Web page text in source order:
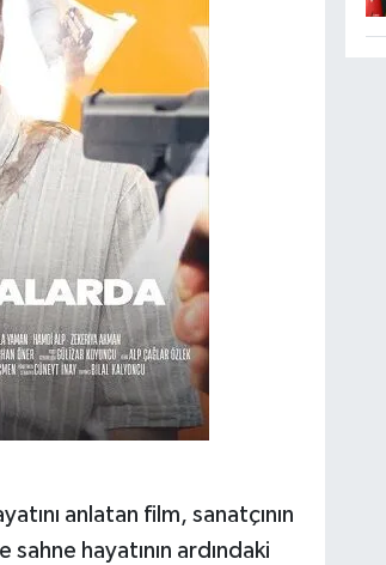
anlatan film, sanatçının
sahne hayatının ardındaki